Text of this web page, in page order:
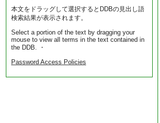
本文をドラッグして選択するとDDBの見出し語
検索結果が表示されます。
Select a portion of the text by dragging your
mouse to view all terms in the text contained in
the DDB. ・
Password Access Policies